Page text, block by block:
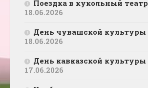
Поездка в кукольный театр
18.06.2026
День чувашской культуры
18.06.2026
День кавказской культуры
17.06.2026